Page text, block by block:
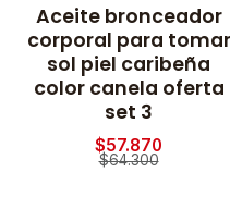
-10% OFF
Aceite bronceador
corporal para tomar
sol piel caribeña
color canela oferta
set 3
$57.870
$64.300